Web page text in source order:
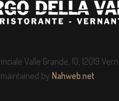
Valle Grande, 10, 12019
maintained by Nahweb.net